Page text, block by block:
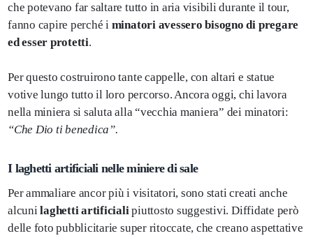
che potevano far saltare tutto in aria visibili durante il tour,
fanno capire perché i minatori avessero bisogno di pregare
ed esser protetti.
Per questo costruirono tante cappelle, con altari e statue
votive lungo tutto il loro percorso. Ancora oggi, chi lavora
nella miniera si saluta alla “vecchia maniera” dei minatori:
“Che Dio ti benedica”.
I laghetti artificiali nelle miniere di sale
Per ammaliare ancor più i visitatori, sono stati creati anche
alcunilaghetti artificialipiuttosto suggestivi. Diffidate però
delle foto pubblicitarie super ritoccate, che creano aspettative